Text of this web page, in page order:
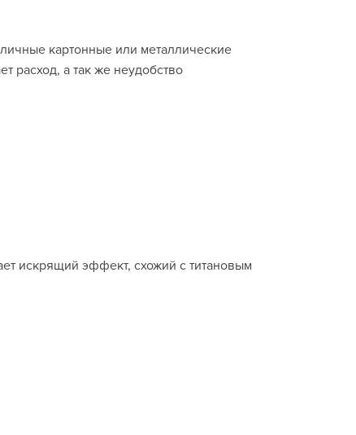
картонные или металлические
расход, а так же неудобство
искрящий эффект, схожий с титановым